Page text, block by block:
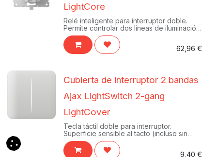
LightCore
Relé inteligente para interruptor doble.
Permite controlar dos líneas de iluminación
independientes desde un solo mecanismo
y desde tu móvil.
62,96 €
Cubierta de interruptor 2 bandas
Ajax LightSwitch 2-gang
LightCover
Tecla táctil doble para interruptor.
Superficie sensible al tacto (incluso sin
contacto directo) con retroiluminación para
control de dos luces.
9,40 €